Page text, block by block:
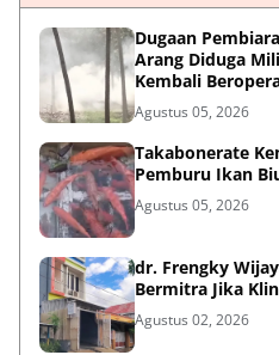
Dugaan
Arang Diduga
Kembali
Agustus 05, 2026
Takabonerate
Pemburu Ikan
Agustus 05, 2026
dr. Frengky
Bermitra Jika
Agustus 02, 2026